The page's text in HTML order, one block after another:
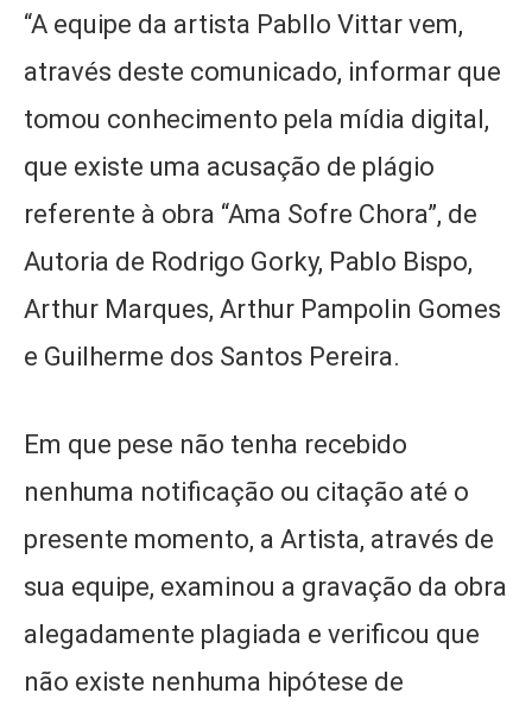
“A equipe da artista Pabllo Vittar vem,
através deste comunicado, informar que
tomou conhecimento pela mídia digital,
que existe uma acusação de plágio
referente à obra “Ama Sofre Chora”, de
Autoria de Rodrigo Gorky, Pablo Bispo,
Arthur Marques, Arthur Pampolin Gomes
e Guilherme dos Santos Pereira.
Em que pese não tenha recebido
nenhuma notificação ou citação até o
presente momento, a Artista, através de
sua equipe, examinou a gravação da obra
alegadamente plagiada e verificou que
não existe nenhuma hipótese de